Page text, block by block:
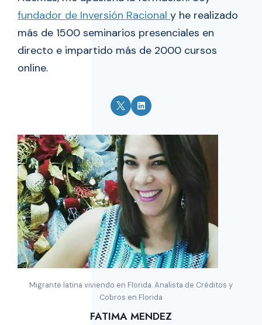
fundador de Inversión Racional y he realizado
más de 1500 seminarios presenciales en
directo e impartido más de 2000 cursos
online.
Migrante latina viviendo en Florida. Analista de Créditos y
Cobros en Florida
FATIMA MENDEZ